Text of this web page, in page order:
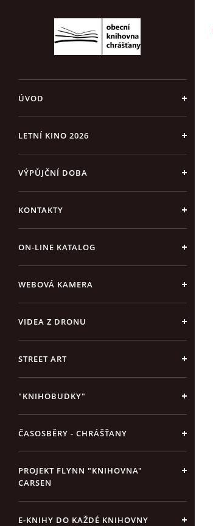
ÚVOD
LETNÍ KINO 2026
VÝPŮJČNÍ DOBA
KONTAKTY
ON-LINE KATALOG
WEBOVÁ KAMERA
VIDEA Z DRONU
STREET ART
"KNIHOBUDKY"
ČASOSBĚRY - CHRÁŠŤANY
PROJEKT FLYNN "KNIHOVNA"
CARSEN
E-KNIHY DO KAŽDÉ KNIHOVNY